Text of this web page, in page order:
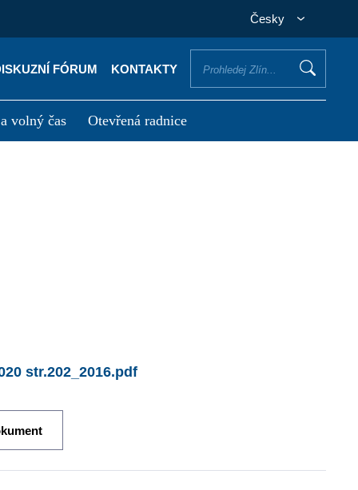
Česky
FÓRUM KONTAKTY
volný čas Otevřená radnice
str.202_2016.pdf